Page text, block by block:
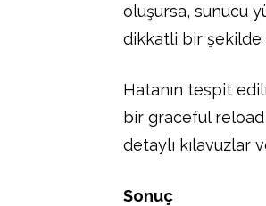
oluşursa, sunucu
dikkatli bir şekilde
Hatanın tespit
bir graceful reload
detaylı kılavuzlar
Sonuç